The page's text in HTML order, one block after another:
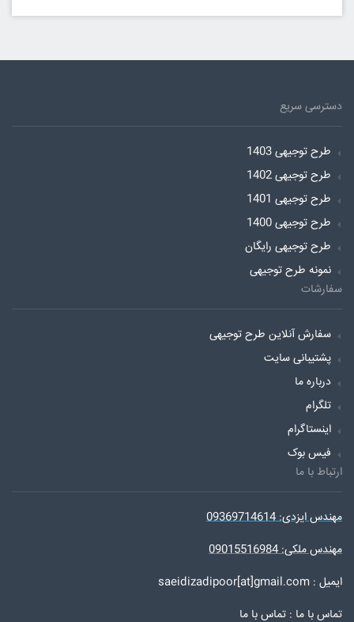
دسترسی سریع
طرح توجیهی 1403
طرح توجیهی 1402
طرح توجیهی 1401
طرح توجیهی 1400
طرح توجیهی رایگان
نمونه طرح توجیهی
سفارشات
سفارش آنلاین طرح توجیهی
پشتیبانی سایت
درباره ما
تلگرام
اینستاگرام
فیس بوک
ارتباط با ما
مهندس ایزدی: 09369714614
مهندس ملکی: 09015516984
ایمیل : saeidizadipoor[at]gmail.com
تماس با ما : تماس با ما